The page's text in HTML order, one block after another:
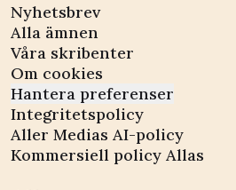
Nyhetsbrev
Alla ämnen
Våra skribenter
Om cookies
Hantera preferenser
Integritetspolicy
Aller Medias AI-policy
Kommersiell policy Allas